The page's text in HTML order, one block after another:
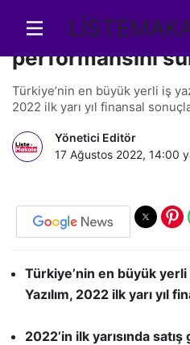
Logo Yazılım ilk
performansını
Türkiye’nin en büyük yerli iş
2022 ilk yarı yıl finansal
Yönetici Editör
17 Ağustos 2022, 14:00
Türkiye’nin en büyük yerli
Yazılım, 2022 ilk yarı yıl
2022’in ilk yarısında